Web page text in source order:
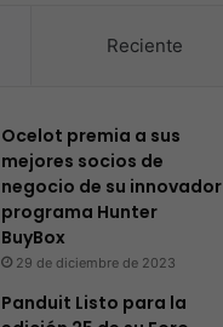
Reciente
Ocelot premia a sus
mejores socios de
negocio de su innovador
programa Hunter
BuyBox
29 de diciembre de 2023
Panduit Listo para la